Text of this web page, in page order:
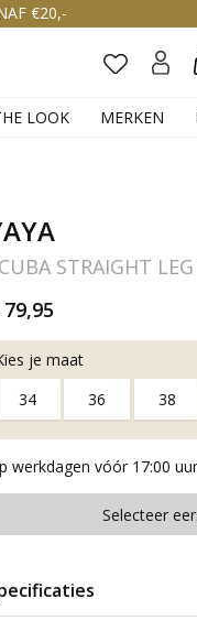
€20,-
LOOK MERKEN
STRAIGHT
je maat
34
36 38
werkdagen vóór 17:00
Plaats in
Selecteer